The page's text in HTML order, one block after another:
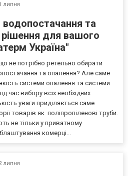
липня
водопостачання та
рішення для вашого
Україна"
не потрібно ретельно обирати
та опалення? Але саме
системи опалення та системи
час вибору всіх необхідних
уваги приділяється саме
товарів як поліпропіленові труби.
не тільки у приватному
комерці...
липня